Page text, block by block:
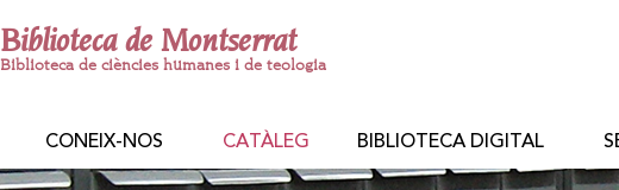
Biblioteca de Montserrat
Biblioteca de ciències humanes i de teologia
CONEIX-NOS CATÀLEG BIBLIOTECA DIGITAL